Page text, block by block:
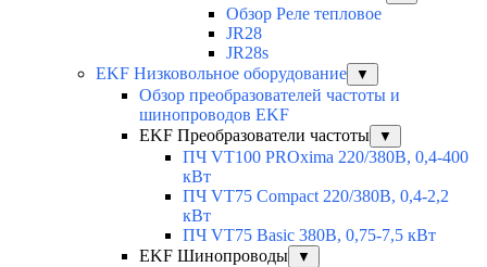
Обзор Реле тепловое
JR28
JR28s
EKF Низковольное оборудование
▼
Обзор преобразователей частоты и
шинопроводов EKF
EKF Преобразователи частоты
▼
ПЧ VT100 PROxima 220/380В, 0,4-400
кВт
ПЧ VT75 Compact 220/380В, 0,4-2,2
кВт
ПЧ VT75 Basic 380В, 0,75-7,5 кВт
EKF Шинопроводы
▼